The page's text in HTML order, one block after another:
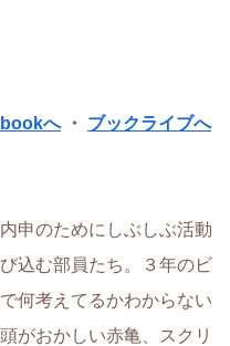
へ・ ブックライブへ
申のためにしぶしぶ活動
込む部員たち。３年のビ
何考えてるかわからない
がおかしい赤亀、スクリ